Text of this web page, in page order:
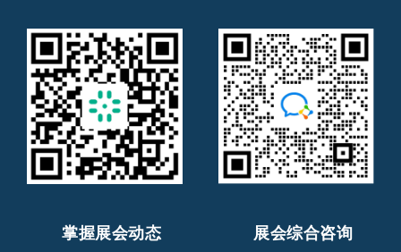
掌握展会动态 展会综合咨询